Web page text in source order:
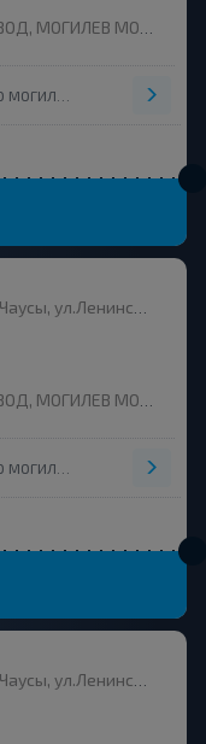
МОГИЛЕВСКАЯ ОБЛ. Беларусь
ул.Ленинская, 2-А
МОГИЛЕВСКАЯ ОБЛ. Беларусь
ул.Ленинская, 2-А